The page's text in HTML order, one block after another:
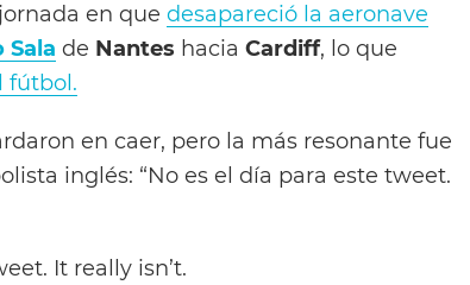
en que desapareció la aeronave
Sala de Nantes hacia Cardiff, lo que
fútbol.
en caer, pero la más resonante fue
inglés: “No es el día para este tweet.
It really isn’t.